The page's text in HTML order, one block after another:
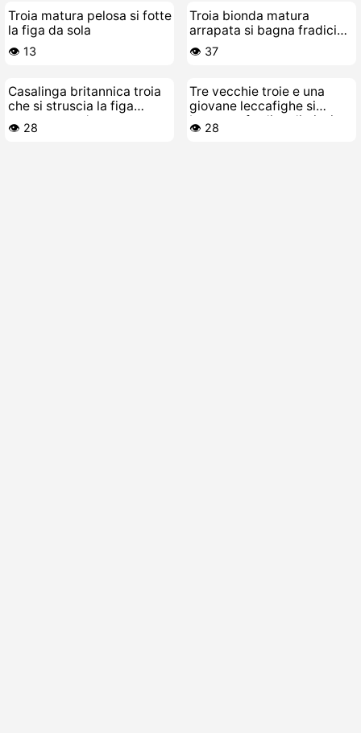
Troia matura pelosa si fotte
la figa da sola
👁️ 13
Troia bionda matura
arrapata si bagna fradicia
sul divano con cazzi di
gomma
👁️ 37
Casalinga britannica troia
che si struscia la figa
mentre guarda porcate
👁️ 28
Tre vecchie troie e una
giovane leccafighe si
bagnano fradice di piscia e
sborra
👁️ 28